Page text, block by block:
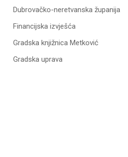
Dubrovačko-neretvanska županija
Financijska izvješća
Gradska knjižnica Metković
Gradska uprava